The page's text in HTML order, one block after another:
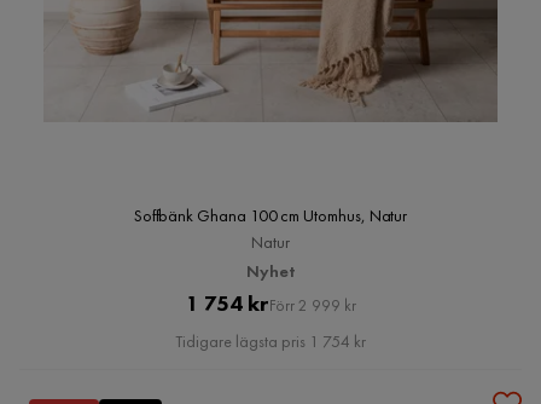
Soffbänk Ghana 100 cm Utomhus, Natur
Natur
Nyhet
Pris
1 754 krOriginal
Pris
Förr 2 999 kr
Tidigare lägsta pris 1 754 kr